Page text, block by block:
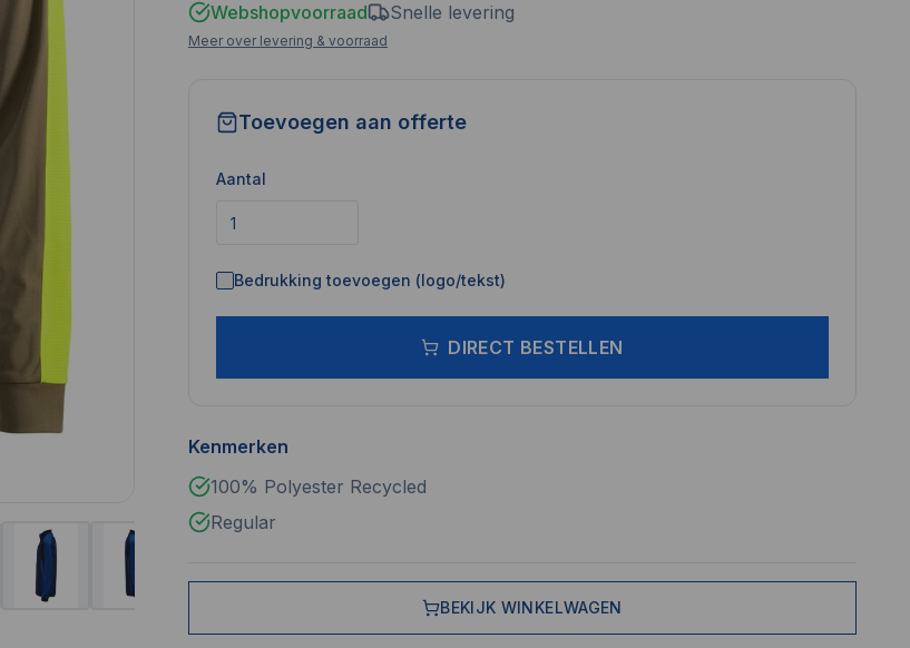
Webshopvoorraad Snelle levering
Meer over levering & voorraad
Toevoegen aan offerte
Aantal
Bedrukking toevoegen (logo/tekst)
DIRECT BESTELLEN
Kenmerken
100% Polyester Recycled
Regular
BEKIJK WINKELWAGEN